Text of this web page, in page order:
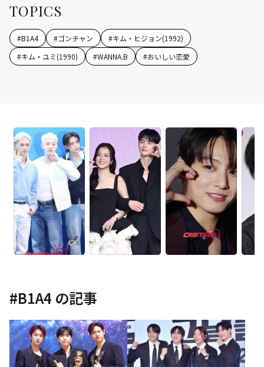
TOPICS
#B1A4 #ゴンチャン #キム・ヒジョン(1992)
#キム・ユミ(1990) #WANNA.B #おいしい恋愛
#B1A4 の記事